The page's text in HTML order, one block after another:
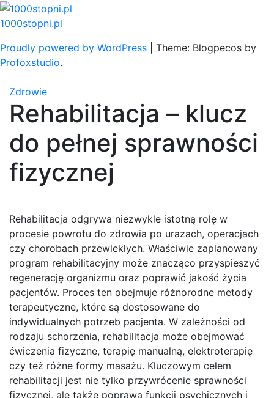
Skip
to
1000stopni.pl
Proudly powered by WordPress
Theme: Blogpecos by
Profoxstudio.
Zdrowie
Rehabilitacja – klucz
do pełnej sprawności
fizycznej
Rehabilitacja odgrywa niezwykle istotną rolę w
procesie powrotu do zdrowia po urazach, operacjach
czy chorobach przewlekłych. Właściwie zaplanowany
program rehabilitacyjny może znacząco przyspieszyć
regenerację organizmu oraz poprawić jakość życia
pacjentów. Proces ten obejmuje różnorodne metody
terapeutyczne, które są dostosowane do
indywidualnych potrzeb pacjenta. W zależności od
rodzaju schorzenia, rehabilitacja może obejmować
ćwiczenia fizyczne, terapię manualną, elektroterapię
czy też różne formy masażu. Kluczowym celem
rehabilitacji jest nie tylko przywrócenie sprawności
fizycznej, ale także poprawa funkcji psychicznych i